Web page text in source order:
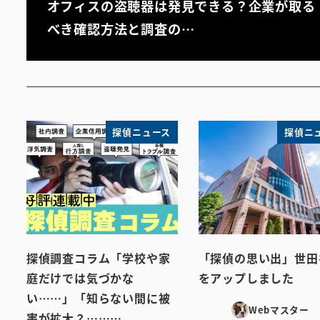
オフィスの盗聴器は発見できる？企業が取る
べき確認方法と調査の…
探偵ニュース
探偵調査コラム「学校や家
庭だけでは気づかな
い……」「知らない間に被
探偵ニ
「探偵の思い出」世
をアップしました
Webマスター